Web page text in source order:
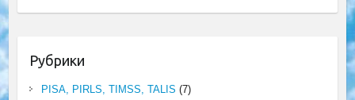
Рубрики
PISA, PIRLS, TIMSS, TALIS (7)